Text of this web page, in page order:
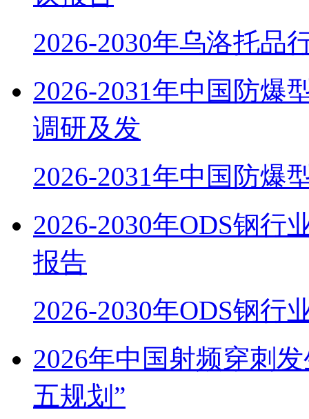
2026-2030年乌洛托品
2026-2031年中国防爆
调研及发
2026-2031年中国防爆
2026-2030年ODS钢行
报告
2026-2030年ODS钢行
2026年中国射频穿刺
五规划”